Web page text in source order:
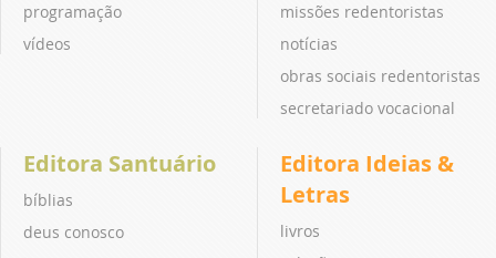
programação
vídeos
missões redentoristas
notícias
obras sociais redentoristas
secretariado vocacional
Editora Santuário
bíblias
deus conosco
Editora Ideias &
Letras
livros